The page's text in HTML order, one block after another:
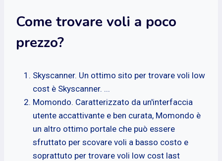
Come trovare voli a poco
prezzo?
Skyscanner. Un ottimo sito per trovare voli low
cost è Skyscanner. ...
Momondo. Caratterizzato da un'interfaccia
utente accattivante e ben curata, Momondo è
un altro ottimo portale che può essere
sfruttato per scovare voli a basso costo e
soprattuto per trovare voli low cost last